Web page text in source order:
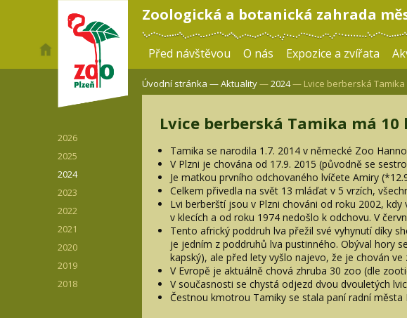
Zoologická a botanická zahrada
Před návštěvou O nás Expozice a zvířata
2026
2025
2024
2023
2022
2021
2020
2019
2018
Úvodní stránka —Aktuality—2024— Lvice berberská Tamika
Lvice berberská Tamika má 10
Tamika se narodila 1.7. 2014 v německé Zoo
V Plzni je chována od 17.9. 2015 (původně se
Je matkou prvního odchovaného lvíčete Amiry
Celkem přivedla na svět 13 mláďat v 5 vrzích,
Lvi berberští jsou v Plzni chováni od roku 2002,
v klecích a od roku 1974 nedošlo k odchovu. V
Tento africký poddruh lva přežil své vyhynutí díky
je jedním z poddruhů lva pustinného. Obýval hory
kapský), ale před lety vyšlo najevo, že je chován
V Evropě je aktuálně chová zhruba 30 zoo (dle
V současnosti se chystá odjezd dvou dvouletých
Čestnou kmotrou Tamiky se stala paní radní města